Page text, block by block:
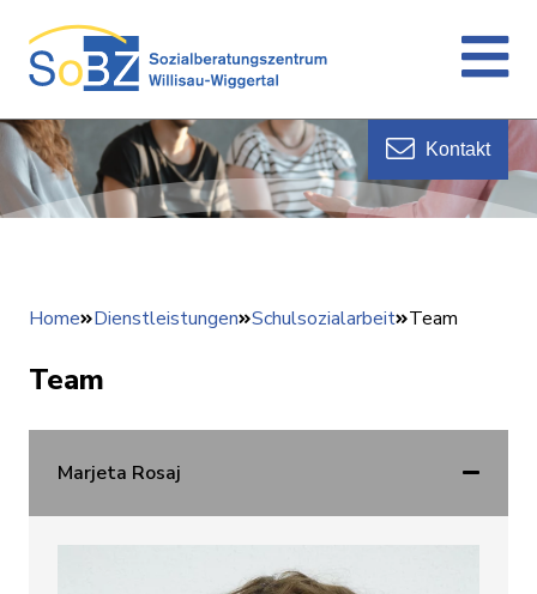
Kontakt
Home Dienstleistungen Schulsozialarbeit Team
Team
Marjeta Rosaj